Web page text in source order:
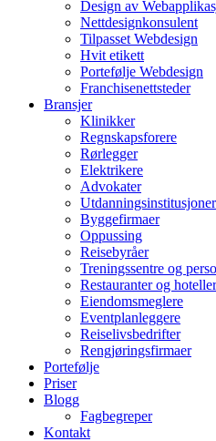
Design av
Nettdesignkonsulent
Tilpasset Webdesign
Hvit etikett
Portefølje Webdesign
Franchisenettsteder
Bransjer
Klinikker
Regnskapsforere
Rørlegger
Elektrikere
Advokater
Utdanningsinstitusjoner
Byggefirmaer
Oppussing
Reisebyråer
Treningssentre og
Restauranter og hoteller
Eiendomsmeglere
Eventplanleggere
Reiselivsbedrifter
Rengjøringsfirmaer
Portefølje
Priser
Blogg
Fagbegreper
Kontakt